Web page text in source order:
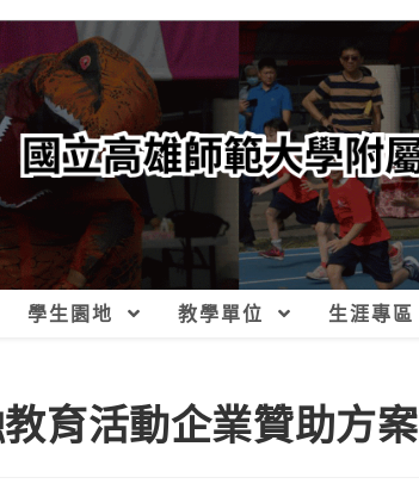
學生園地 教學單位 生涯專區
育活動企業贊助方案